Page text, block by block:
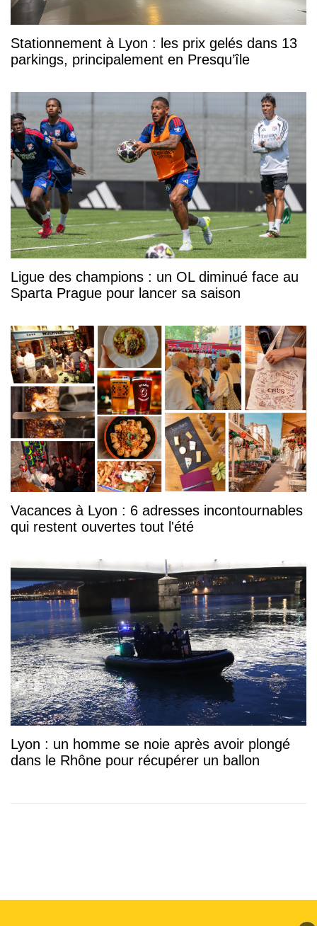
Stationnement à Lyon : les prix gelés dans 13
parkings, principalement en Presqu’île
Ligue des champions : un OL diminué face au
Sparta Prague pour lancer sa saison
Vacances à Lyon : 6 adresses incontournables
qui restent ouvertes tout l'été
Lyon : un homme se noie après avoir plongé
dans le Rhône pour récupérer un ballon